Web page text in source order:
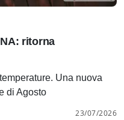
ritorna
Una nuova
di Agosto
23/07/2026